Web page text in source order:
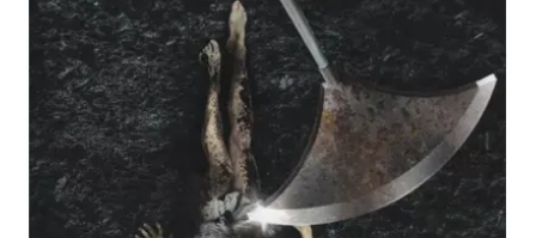
Otros
Cuentos
Terror
cantidad